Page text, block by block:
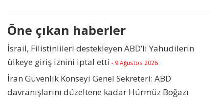
Öne çıkan haberler
İsrail, Filistinlileri destekleyen ABD’li Yahudilerin
ülkeye giriş iznini iptal etti - 9 Ağustos 2026
İran Güvenlik Konseyi Genel Sekreteri: ABD
davranışlarını düzeltene kadar Hürmüz Boğazı